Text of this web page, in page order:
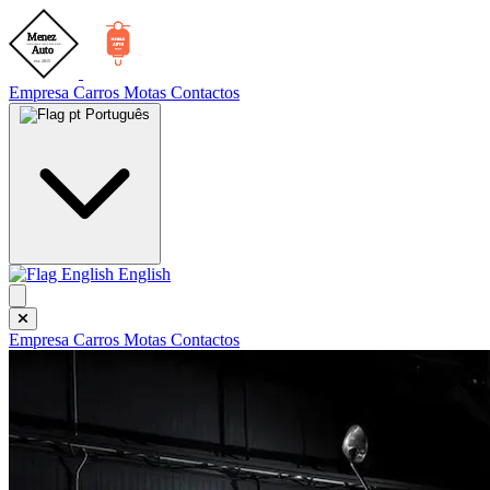
Empresa Carros Motas Contactos
Português
English
Empresa Carros Motas Contactos